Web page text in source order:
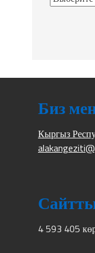
Биз
Кыргыз
4 593 405